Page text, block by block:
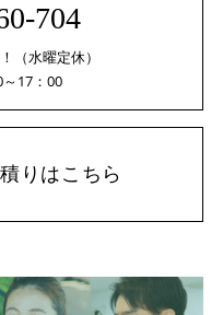
704
（水曜定休）
17：00
りはこちら